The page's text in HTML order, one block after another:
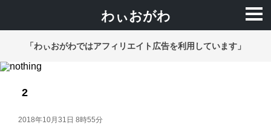
わぃおがわ
「わぃおがわではアフィリエイト広告を利用しています」
2
2018年10月31日 8時55分